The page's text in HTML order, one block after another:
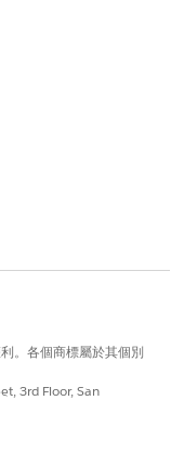
。各個商標屬於其個別
3rd Floor, San